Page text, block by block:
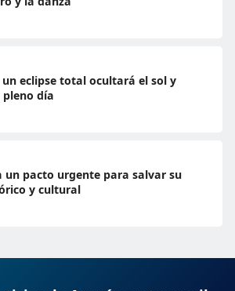
un eclipse total ocultará el sol y
día
un pacto urgente para salvar su
y cultural